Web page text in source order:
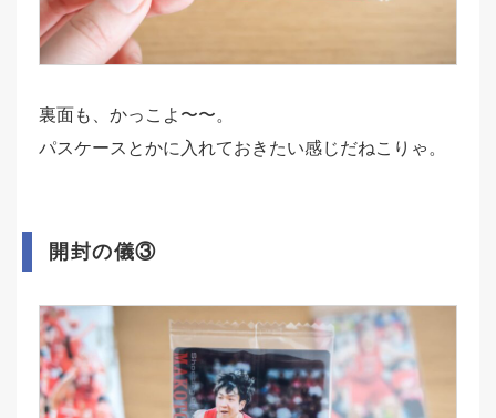
裏面も、かっこよ〜〜。
パスケースとかに入れておきたい感じだねこりゃ。
開封の儀③